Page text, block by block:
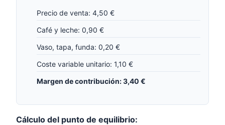
Precio de venta: 4,50 €
Café y leche: 0,90 €
Vaso, tapa, funda: 0,20 €
Coste variable unitario: 1,10 €
Margen de contribución: 3,40 €
Cálculo del punto de equilibrio: